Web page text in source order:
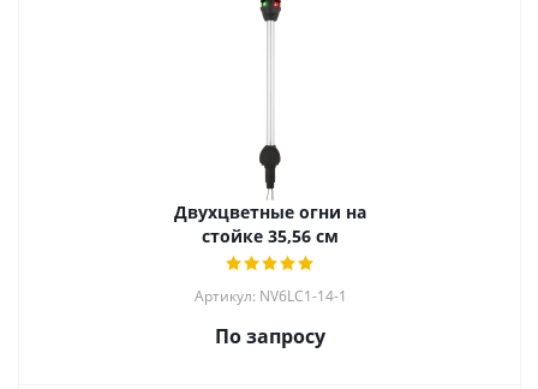
Двухцветные огни на
стойке 35,56 см
Артикул: NV6LC1-14-1
По запросу